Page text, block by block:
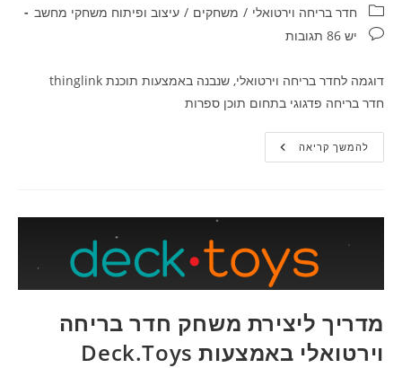
קטגוריה:חדר בריחה וירטואלי / משחקים / עיצוב ופיתוח משחקי מחשב
תגובות:
יש 86 תגובות
חדר בריחה פדגוגי בתחום תוכן ספרות
להמשך קריאהחדר
בריחה
לדוגמה
מדריך ליצירת משחק חדר בריחה
וירטואלי באמצעות Deck.Toys